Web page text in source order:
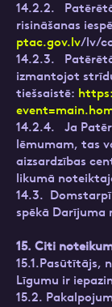
14.2.2.
risināšanas
ptac.gov.lv/lv/
14.2.3.
izmantojot
tiešsaistē:
14.2.4. Ja
lēmumam, tas
aizsardzības
likumā
14.3.
spēkā Darījuma
15. Citi
15.1.Pasūtītājs,
Līgumu ir
15.2.